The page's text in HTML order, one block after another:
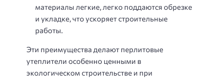
материалы легкие, легко поддаются обрезке
и укладке, что ускоряет строительные
работы.
Эти преимущества делают перлитовые
утеплители особенно ценными в
экологическом строительстве и при